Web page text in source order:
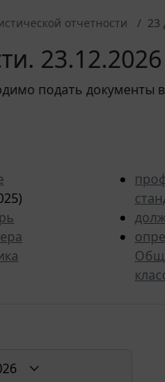
отчетности 23
23.12.2026
подать документы